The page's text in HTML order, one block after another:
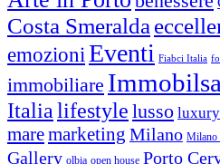
Costa Smeralda
emozioni Eventi Fiabci Italia
immobiliare
Italia lifestyle lusso luxury
maremarketing Milano Milano
Gallery olbia open house Porto